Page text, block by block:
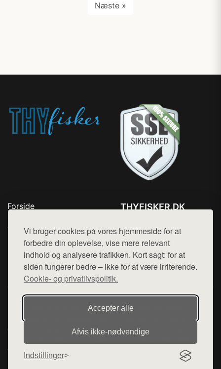
Vi bruger cookies på vores hjemmeside for at
forbedre din oplevelse, vise mere relevant
indhold og analysere trafikken. Kort sagt: for at
siden fungerer bedre – ikke for at være irriterende.
Cookie- og privatlivspolitik.
Accepter alle
Afvis ikke‑nødvendige
Indstillinger
Næste »
Forside
Top Rabatter
Kontakt
THYFISKER.DK
Mail: hej@want.dk
Cookie- og privatlivspolitik
Denne side er en del af want.dk, der udgiver en række
hjemmesider med præsentation af forskellige produkter fra
diverse webshops. Der sælges ikke varer fra denne side - vi
henviser til de shops, som sælger varen. Vi har heller ikke
varerne på lager.